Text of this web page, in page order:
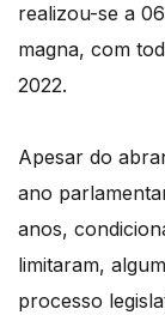
realizou-se a
magna, com
2022.
Apesar do
ano
anos,
limitaram,
processo